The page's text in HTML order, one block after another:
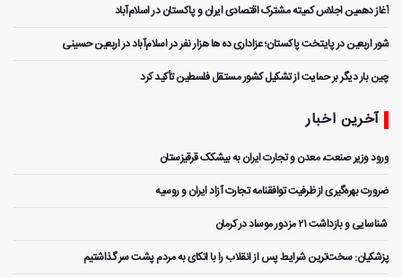
آغاز دهمین اجلاس کمیته مشترک اقتصادی ایران و پاکستان در اسلام‌آباد
شور اربعین در پایتخت پاکستان؛ عزاداری ده ها هزار نفر در اسلام‌آباد در اربعین حسینی
چین بار دیگر بر حمایت از تشکیل کشور مستقل فلسطین تأکید کرد
آخرین اخبار
ورود وزیر صنعت، معدن و تجارت ایران به بیشکک قرقیزستان
ضرورت بهره‌گیری از ظرفیت توافقنامه تجارت آزاد ایران و روسیه
️ شناسایی و بازداشت ۲۱ مزدور موساد در کرمان
پزشکیان: سخت‌ترین شرایط پس از انقلاب را با اتکای به مردم پشت سر گذاشتیم